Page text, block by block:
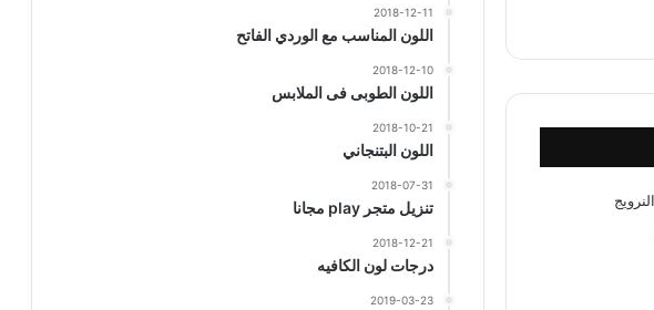
2018-12-11
اللون المناسب مع الوردي الفاتح
2018-12-10
اللون الطوبى فى الملابس
2018-10-21
اللون البتنجاني
2018-07-31
تنزيل متجر play مجانا
2018-12-21
درجات لون الكافيه
2019-03-23